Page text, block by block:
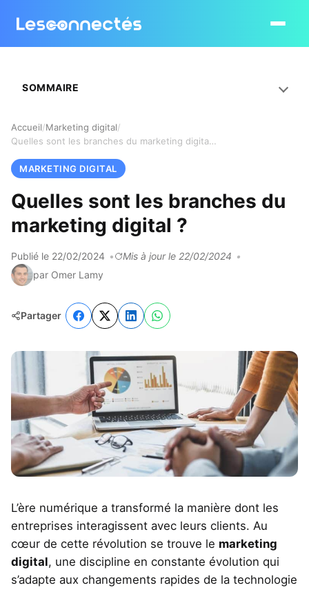
Ouvrir le
Accueil Marketing digital
Quelles sont les branches du marketing digital ?
MARKETING DIGITAL
Quelles sont les branches du
marketing digital ?
Publié le 22/02/2024
Mis à jour le 22/02/2024
par Omer Lamy
Partager
L’ère numérique a transformé la manière dont les
entreprises interagissent avec leurs clients. Au
cœur de cette révolution se trouve le marketing
digital, une discipline en constante évolution qui
s’adapte aux changements rapides de la technologie
SOMMAIRE